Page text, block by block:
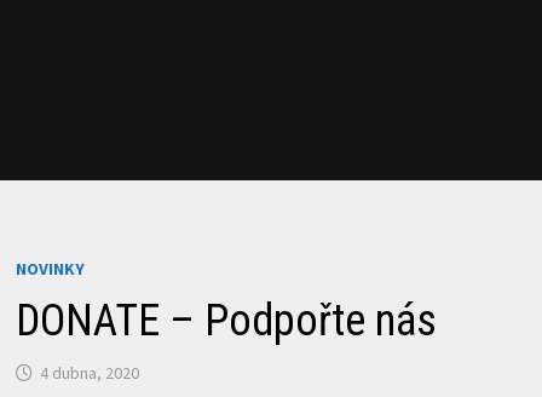
NOVINKY
DONATE – Podpořte nás
4 dubna, 2020